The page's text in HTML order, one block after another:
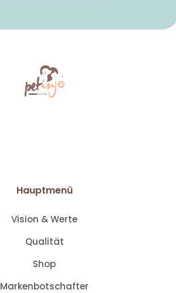
Hauptmenü
Vision & Werte
Qualität
Shop
Markenbotschafter